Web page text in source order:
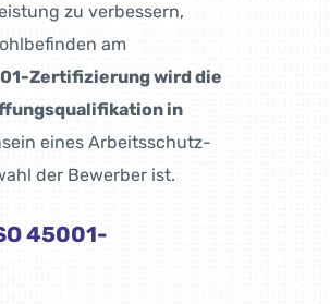
zu verbessern,
am
Zertifizierung wird die
in
eines Arbeitsschutz-
der Bewerber ist.
45001-